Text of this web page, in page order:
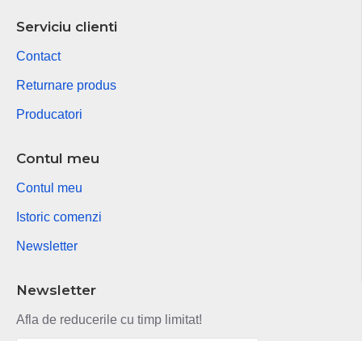
Serviciu clienti
Contact
Returnare produs
Producatori
Contul meu
Contul meu
Istoric comenzi
Newsletter
Newsletter
Afla de reducerile cu timp limitat!